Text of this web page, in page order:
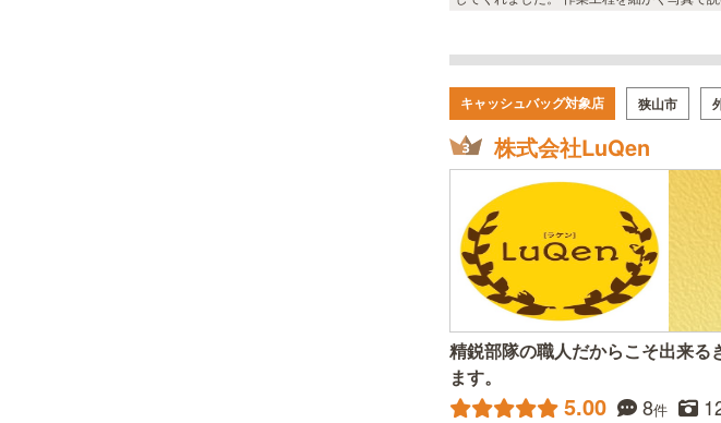
キャッシュバッグ対象店 狭山市
株式会社LuQen
精鋭部隊の職人だからこそ出来
ます。
5.00 8件